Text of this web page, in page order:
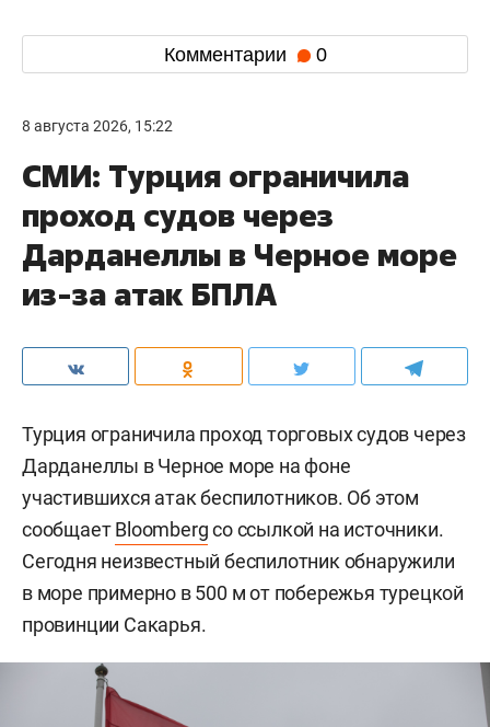
Комментарии 0
8 августа 2026, 15:22
СМИ: Турция ограничила
проход судов через
Дарданеллы в Черное море
из-за атак БПЛА
Турция ограничила проход торговых судов через
Дарданеллы в Черное море на фоне
участившихся атак беспилотников. Об этом
сообщаетBloombergсо ссылкой на источники.
Сегодня неизвестный беспилотник обнаружили
в море примерно в 500 м от побережья турецкой
провинции Сакарья.